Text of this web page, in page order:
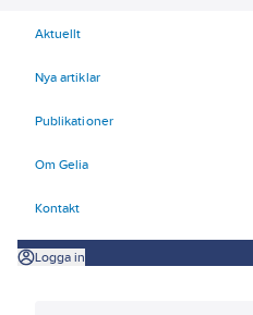
Aktuellt
Nya artiklar
Publikationer
Om Gelia
Kontakt
Logga in